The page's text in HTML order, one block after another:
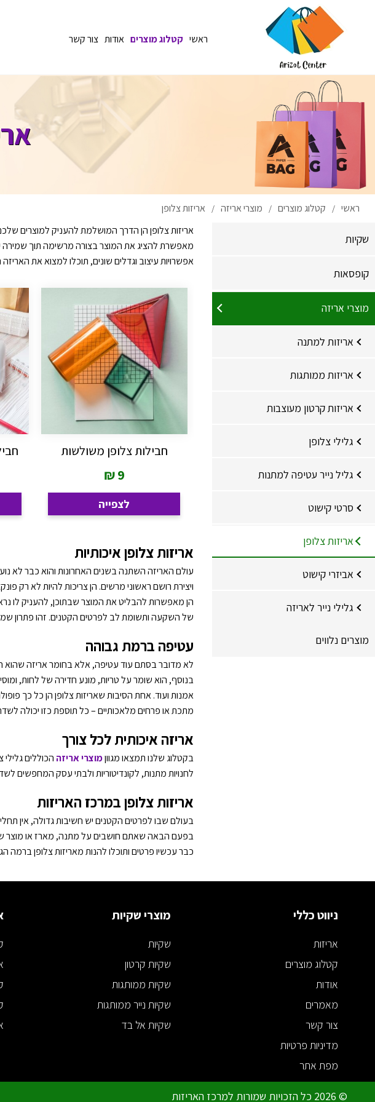
ראשי קטלוג מוצרים אודות צור קשר
ראשי / קטלוג מוצרים / מוצרי אריזה / אריזות צלופן
שקיות
קופסאות
מוצרי אריזה
אריזות למתנה
אריזות ממותגות
אריזות קרטון מעוצבות
גלילי צלופן
גליל נייר עטיפה למתנות
סרטי קישוט
אריזות צלופן
אביזרי קישוט
גלילי נייר לאריזה
מוצרים נלווים
אריזות צלופן הן הדרך המושלמת להעניק למוצרים
מאפשרת להציג את המוצר בצורה מרשימה תוך שמירה על
אפשרויות עיצוב וגדלים שונים, תוכלו למצוא את
חבילות צלופן משולשות
9
₪
לצפייה
אריזות צלופן איכותיות
עולם האריזה השתנה בשנים האחרונות והוא כבר לא
ויצירת רושם ראשוני מרשים. הן צריכות להיות לא רק
הן מאפשרות להבליט את המוצר שבתוכן, להעניק לו
של השקעה ותשומת לב לפרטים הקטנים. זהו פתרון
עטיפה ברמת גבוהה
לא מדובר בסתם עוד עטיפה, אלא בחומר אריזה שהוא
בנוסף, הוא שומר על טריות, מונע חדירה של לחות,
אמנות ועוד. אחת הסיבות שאריזות צלופן הן כל כך
מתכת או פרחים מלאכותיים – כל תוספת כזו יכולה
אריזה איכותית לכל צורך
בקטלוג שלנו תמצאו מגווןמוצרי אריזה הכוללים
לחנויות מתנות, לקונדיטוריות ולבתי עסק המחפשים
אריזות צלופן במרכז האריזות
בעולם שבו לפרטים הקטנים יש חשיבות גדולה, אין
בפעם הבאה שאתם חושבים על מתנה, מארז או מוצר
כבר עכשיו פרטים ותוכלו להנות מאריזות צלופן ברמה
ניווט כללי
אריזות
קטלוג מוצרים
אודות
מאמרים
צור קשר
מדיניות פרטיות
מפת אתר
מוצרי שקיות
שקיות
שקיות קרטון
שקיות ממותגות
שקיות נייר ממותגות
שקיות אל בד
© 2026 כל הזכויות שמורות למרכז האריזות